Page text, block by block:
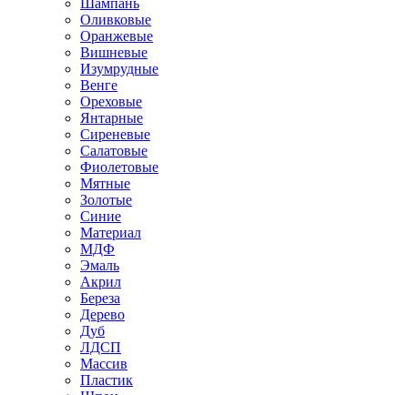
Шампань
Оливковые
Оранжевые
Вишневые
Изумрудные
Венге
Ореховые
Янтарные
Сиреневые
Салатовые
Фиолетовые
Мятные
Золотые
Синие
Материал
МДФ
Эмаль
Акрил
Береза
Дерево
Дуб
ЛДСП
Массив
Пластик